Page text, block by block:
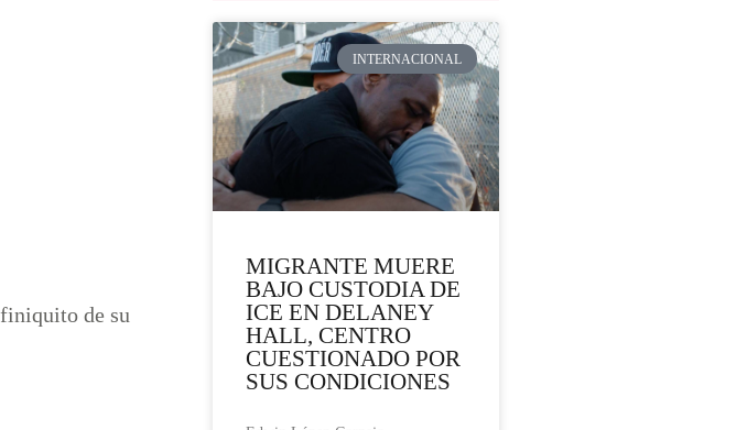
finiquito de su
INTERNACIONAL
MIGRANTE MUERE
BAJO CUSTODIA DE
ICE EN DELANEY
HALL, CENTRO
CUESTIONADO POR
SUS CONDICIONES